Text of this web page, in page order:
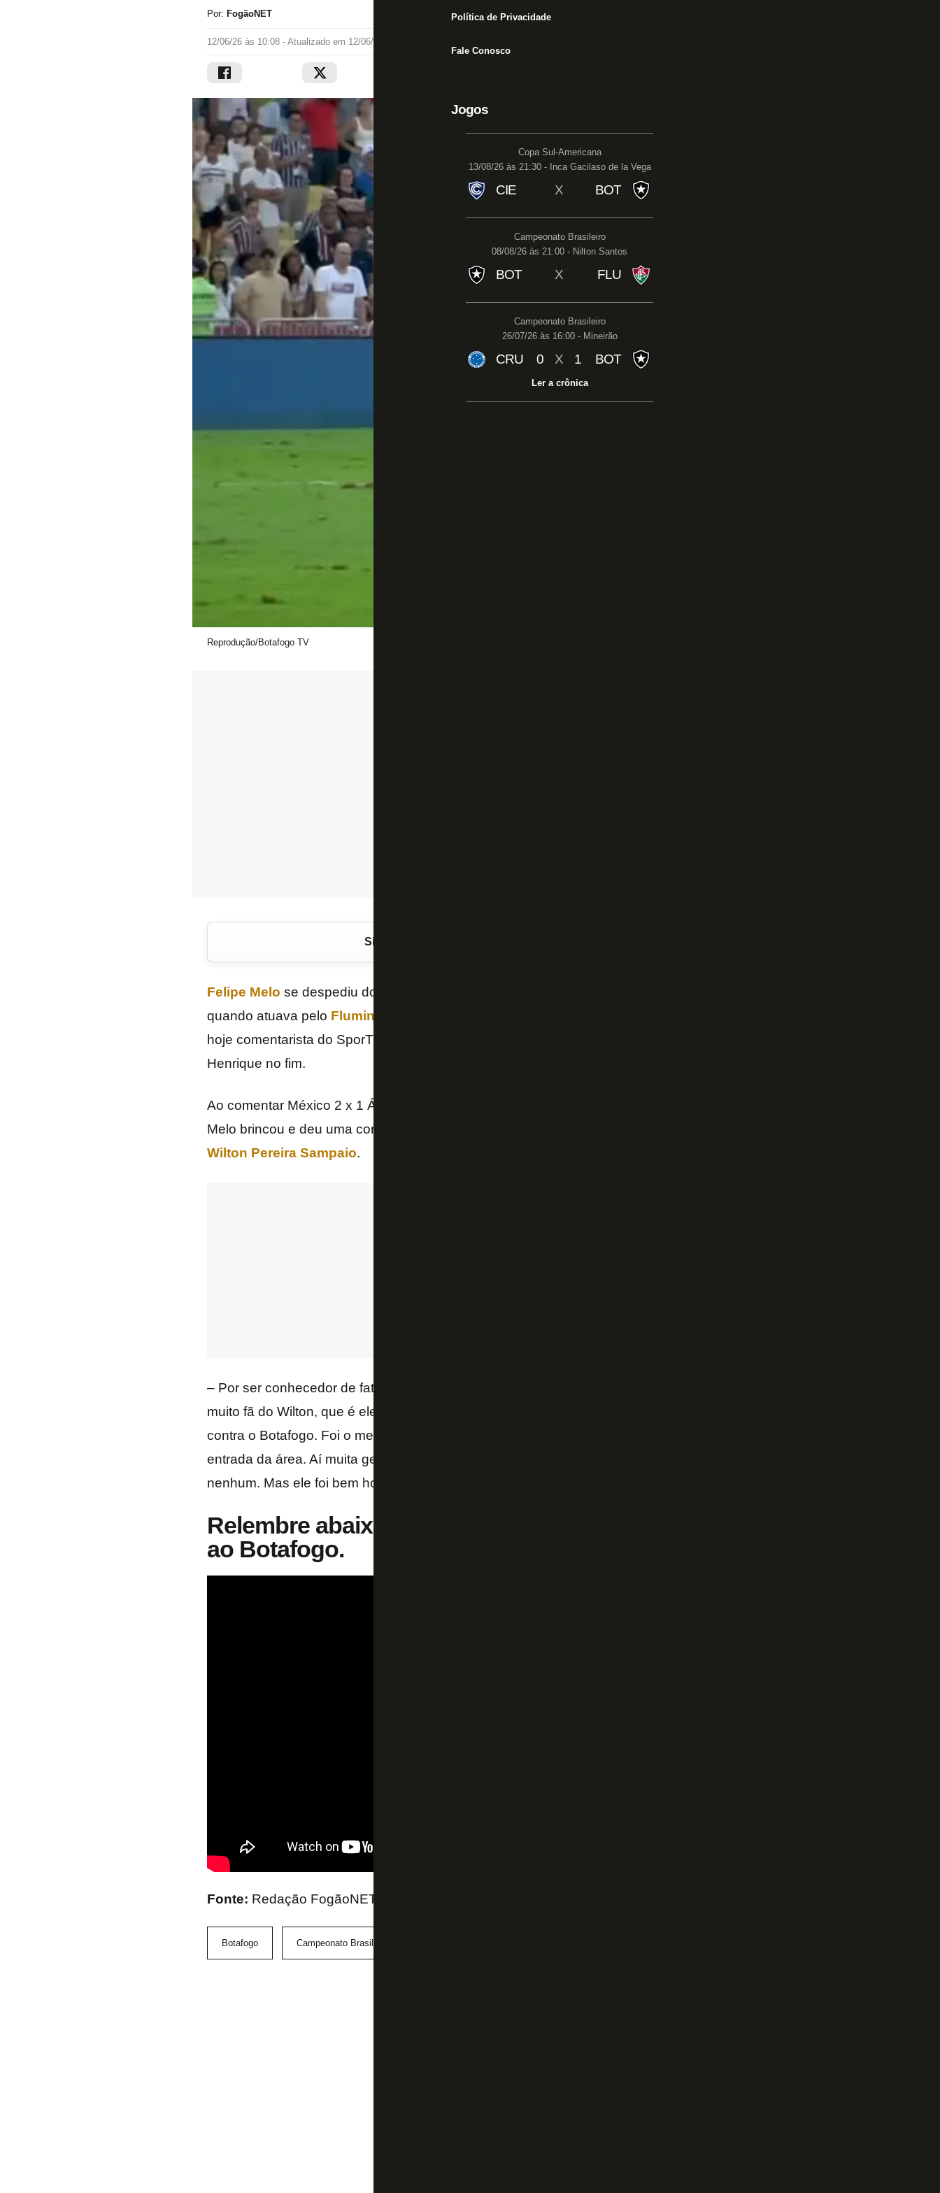
Política de Privacidade
Fale Conosco
Jogos
Copa Sul-Americana
13/08/26 às 21:30 - Inca Gacilaso de la Vega
CIE X BOT
Campeonato Brasileiro
08/08/26 às 21:00 - Nilton Santos
BOT X FLU
Campeonato Brasileiro
26/07/26 às 16:00 - Mineirão
CRU 0 X 1 BOT
Ler a crônica
Por: FogãoNET
12/06/26 às 10:08 - Atualizado em 12/06/26 às 10:09
Reprodução/Botafogo TV
Siga o FogãoNET
Felipe Melo se despediu do futebol com uma derrota por 1 a 0 para o
quando atuava pelo Fluminense
hoje comentarista do SporTV perdeu a bola para Gregore e viu sair o gol de Luiz
Henrique no fim.
Ao comentar México 2 x 1 África do Sul e falar da expulsão de Themba Zwane, Felipe
Melo brincou e deu uma cornetada no árbitro do jogo de abertura da Copa do Mundo,
Wilton Pereira Sampaio.
– Por ser conhecedor de fatos, expulsão justa. Ele fechou a mão aqui, ó. Nem sou
muito fã do Wilton, que é ele que me expulsou. Aliás, ele que não deu a falta no jogo
contra o Botafogo. Foi o meu último jogo profissional, que saiu gol do Botafogo. Na
entrada da área. Aí muita gente falou “o Felipe entregou a paçoca”. Sem problema
nenhum. Mas ele foi bem hoje. Essa foi expulsão – disse Felipe Melo.
Relembre abaixo o gol entregue por Felipe Melo
ao Botafogo.
Fonte: Redação FogãoNET e SporTV
Botafogo Campeonato Brasileiro